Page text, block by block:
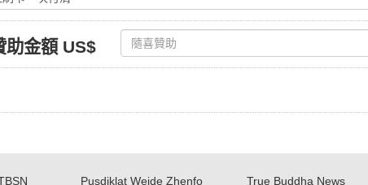
助金額 US$
Pusdiklat Weide Zhenfo
True Buddha News